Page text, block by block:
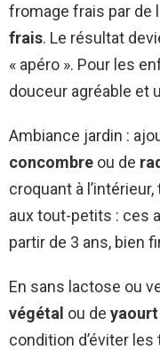
fromage frais par de
frais. Le résultat
« apéro ». Pour les
douceur agréable et
Ambiance jardin :
concombre ou de
croquant à
aux tout-petits : ces
partir de 3 ans, bien
En sans lactose ou
végétal ou de
condition d’éviter